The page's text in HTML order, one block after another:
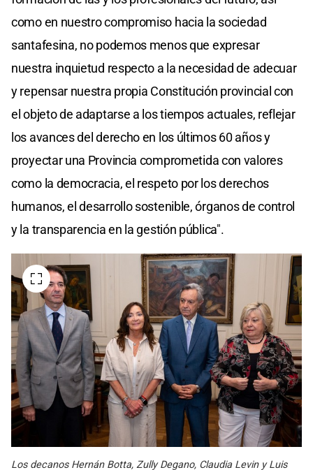
como en nuestro compromiso hacia la sociedad
santafesina, no podemos menos que expresar
nuestra inquietud respecto a la necesidad de adecuar
y repensar nuestra propia Constitución provincial con
el objeto de adaptarse a los tiempos actuales, reflejar
los avances del derecho en los últimos 60 años y
proyectar una Provincia comprometida con valores
como la democracia, el respeto por los derechos
humanos, el desarrollo sostenible, órganos de control
y la transparencia en la gestión pública".
Los decanos Hernán Botta, Zully Degano, Claudia Levin y Luis